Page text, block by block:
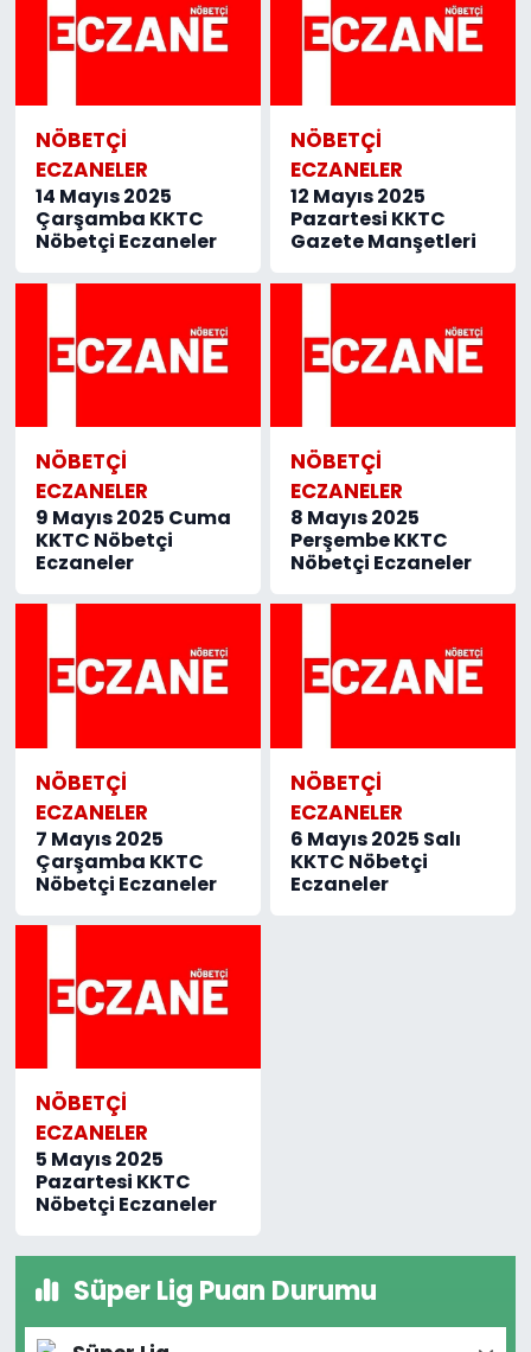
NÖBETÇI
ECZANELER
14 Mayıs 2025
Çarşamba KKTC
Nöbetçi Eczaneler
NÖBETÇI
ECZANELER
12 Mayıs 2025
Pazartesi KKTC
Gazete Manşetleri
NÖBETÇI
ECZANELER
9 Mayıs 2025 Cuma
KKTC Nöbetçi
Eczaneler
NÖBETÇI
ECZANELER
8 Mayıs 2025
Perşembe KKTC
Nöbetçi Eczaneler
NÖBETÇI
ECZANELER
7 Mayıs 2025
Çarşamba KKTC
Nöbetçi Eczaneler
NÖBETÇI
ECZANELER
6 Mayıs 2025 Salı
KKTC Nöbetçi
Eczaneler
NÖBETÇI
ECZANELER
5 Mayıs 2025
Pazartesi KKTC
Nöbetçi Eczaneler
Süper Lig Puan Durumu